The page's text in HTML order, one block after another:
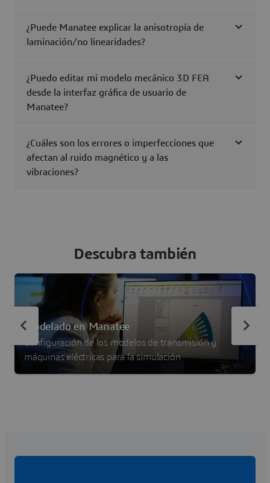
¿Puede Manatee explicar la anisotropía de
laminación/no linearidades?
¿Puedo editar mi modelo mecánico 3D FEA
desde la interfaz gráfica de usuario de
Manatee?
¿Cuáles son los errores o imperfecciones que
afectan al ruido magnético y a las
vibraciones?
Descubra también
Modelado en Manatee
Configuración de los modelos de transmisión y
máquinas eléctricas para la simulación